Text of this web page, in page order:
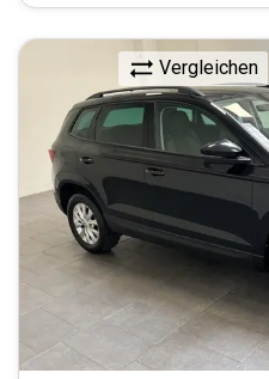
Vergleichen